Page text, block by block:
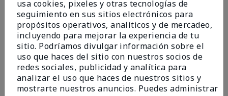
Coverly
deColumbia Missouri
Evaluado en
marykay.com/en-us/
Comentarios sobre Mary Kay® CC Cream
Sunscreen Broad Spectrum SPF 15*
I have been wearing the cc cream for 8 years now. I
absolutely love it. Its not cakey it's not heavy and it
usa cookies, pixeles y otras tecnologías de
seguimiento en sus sitios electrónicos para
propósitos operativos, analíticos y de mercadeo,
incluyendo para mejorar la experiencia de tu
sitio. Podríamos divulgar información sobre el
uso que haces del sitio con nuestros socios de
redes sociales, publicidad y analítica para
analizar el uso que haces de nuestros sitios y
mostrarte nuestros anuncios. Puedes administrar